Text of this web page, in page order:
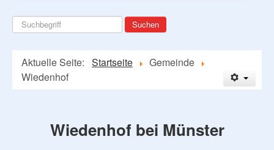
Suchen
...
Suchen
Aktuelle Seite: Startseite
Gemeinde
Wiedenhof
Wiedenhof bei Münster